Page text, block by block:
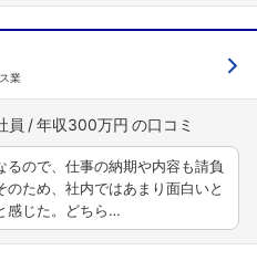
業
員 年収300万円
るので、仕事の納期や内容も請負
ため、社内ではあまり面白いと
感じた。どちら…